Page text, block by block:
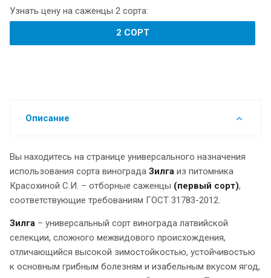
Узнать цену на саженцы 2 сорта:
2 СОРТ
Описание
Вы находитесь на странице универсального назначения
использования сорта винограда Зилга из питомника
Красохиной С.И. – отборные саженцы (первый сорт),
соответствующие требованиям ГОСТ 31783-2012.
Зилга – универсальный сорт винограда латвийской
селекции, сложного межвидового происхождения,
отличающийся высокой зимостойкостью, устойчивостью
к основным грибным болезням и изабельным вкусом ягод,